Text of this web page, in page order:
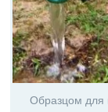
Образцом для